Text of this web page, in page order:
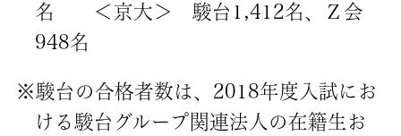
名 ＜京大＞ 駿台1,412名、Ｚ会
948名
※駿台の合格者数は、2018年度入試にお
ける駿台グループ関連法人の在籍生お